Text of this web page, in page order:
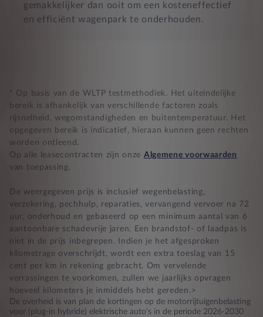
gemakkelijker dan ooit om een kosteneffectief
en efficiënt wagenpark te onderhouden.
* Op basis van de WLTP testmethodiek. Het uiteindelijke
bereik is afhankelijk van verschillende factoren zoals
rijsnelheid, wegomstandigheden en buitentemperatuur. Het
opgegeven bereik is indicatief, hieraan kunnen geen rechten
worden ontleend.
Op alle leasecontracten zijn onze Algemene voorwaarden
van toepassing.
De weergegeven prijs is inclusief wegenbelasting,
verzekering, pechhulp, reparaties, vervangend vervoer na 72
uur, onderhoud en gebaseerd op een minimum aantal van 6
aantoonbare schadevrije jaren. Een brandstof- of laadpas is
niet in de prijs inbegrepen. Indien je het afgesproken
kilometrage overschrijdt, wordt een extra toeslag van 15
cent per km in rekening gebracht. Om vervelende
verrassingen te voorkomen, zullen we jaarlijks opvragen
hoeveel kilometers je inmiddels hebt gereden.>
De overheid is van plan de kortingen op de motorrijtuigenbelasting
voor (plug-in hybride) elektrische auto’s in de periode 2026-2030